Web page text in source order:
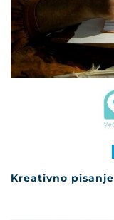
Kreativno pisanje